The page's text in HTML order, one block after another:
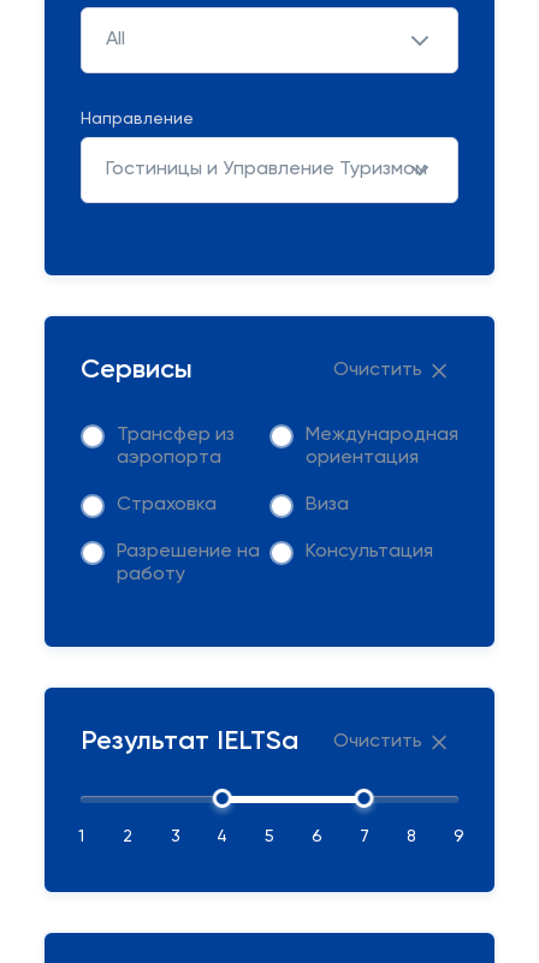
All
Направление
Гостиницы и Управление Туризмом
Сервисы Очистить
Трансфер из
аэропорта
Международная
ориентация
Страховка Виза
Разрешение на
работу
Консультация
Результат IELTSа Очистить
1 2 3 4 5 6 7 8 9